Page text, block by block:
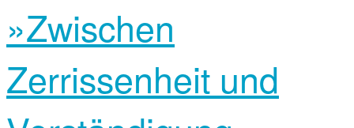
»Zwischen
Zerrissenheit und